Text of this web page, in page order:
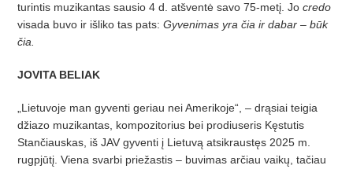
turintis muzikantas sausio 4 d. atšventė savo 75-metį. Jocredo
visada buvo ir išliko tas pats:Gyvenimas yra čia ir dabar – būk
čia.
JOVITA BELIAK
„Lietuvoje man gyventi geriau nei Amerikoje“, – drąsiai teigia
džiazo muzikantas, kompozitorius bei prodiuseris Kęstutis
Stančiauskas, iš JAV gyventi į Lietuvą atsikraustęs 2025 m.
rugpjūtį. Viena svarbi priežastis – buvimas arčiau vaikų, tačiau